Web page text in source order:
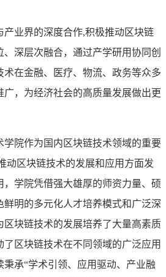
产业界的深度合作,积极推动区块链
深层次融合，通过产学研用协同创
在金融、医疗、物流、政务等众多
，为经济社会的高质量发展做出更
学院作为国内区块链技术领域的重要
动区块链技术的发展和应用方面发
学院凭借强大雄厚的师资力量、硕
鲜明的多元化人才培养模式和广泛深
区块链技术的发展培养了大量高素质
区块链技术在不同领域的广泛应用
承“学术引领、应用驱动、产业融